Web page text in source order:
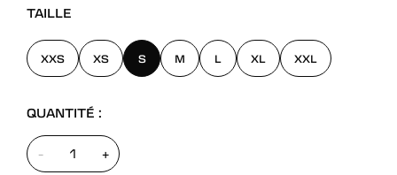
TAILLE
XXS XS S M L XL XXL
QUANTITÉ :
- +